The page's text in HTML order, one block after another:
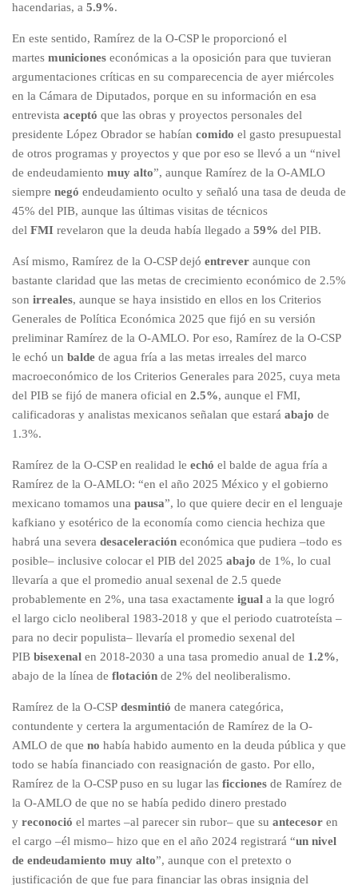
hacendarias, a 5.9%.
En este sentido, Ramírez de la O-CSP le proporcionó el
martes municiones económicas a la oposición para que tuvieran
argumentaciones críticas en su comparecencia de ayer miércoles
en la Cámara de Diputados, porque en su información en esa
entrevista aceptó que las obras y proyectos personales del
presidente López Obrador se habían comido el gasto presupuestal
de otros programas y proyectos y que por eso se llevó a un “nivel
de endeudamiento muy alto”, aunque Ramírez de la O-AMLO
siempre negó endeudamiento oculto y señaló una tasa de deuda de
45% del PIB, aunque las últimas visitas de técnicos
del FMI revelaron que la deuda había llegado a 59% del PIB.
Así mismo, Ramírez de la O-CSP dejó entrever aunque con
bastante claridad que las metas de crecimiento económico de 2.5%
son irreales, aunque se haya insistido en ellos en los Criterios
Generales de Política Económica 2025 que fijó en su versión
preliminar Ramírez de la O-AMLO. Por eso, Ramírez de la O-CSP
le echó un balde de agua fría a las metas irreales del marco
macroeconómico de los Criterios Generales para 2025, cuya meta
del PIB se fijó de manera oficial en 2.5%, aunque el FMI,
calificadoras y analistas mexicanos señalan que estará abajo de
1.3%.
Ramírez de la O-CSP en realidad le echó el balde de agua fría a
Ramírez de la O-AMLO: “en el año 2025 México y el gobierno
mexicano tomamos una pausa”, lo que quiere decir en el lenguaje
kafkiano y esotérico de la economía como ciencia hechiza que
habrá una severa desaceleración económica que pudiera –todo es
posible– inclusive colocar el PIB del 2025 abajo de 1%, lo cual
llevaría a que el promedio anual sexenal de 2.5 quede
probablemente en 2%, una tasa exactamente igual a la que logró
el largo ciclo neoliberal 1983-2018 y que el periodo cuatroteísta –
para no decir populista– llevaría el promedio sexenal del
PIB bisexenal en 2018-2030 a una tasa promedio anual de 1.2%,
abajo de la línea de flotación de 2% del neoliberalismo.
Ramírez de la O-CSP desmintió de manera categórica,
contundente y certera la argumentación de Ramírez de la O-
AMLO de que no había habido aumento en la deuda pública y que
todo se había financiado con reasignación de gasto. Por ello,
Ramírez de la O-CSP puso en su lugar las ficciones de Ramírez de
la O-AMLO de que no se había pedido dinero prestado
y reconoció el martes –al parecer sin rubor– que su antecesor en
el cargo –él mismo– hizo que en el año 2024 registrará “un nivel
de endeudamiento muy alto”, aunque con el pretexto o
justificación de que fue para financiar las obras insignia del